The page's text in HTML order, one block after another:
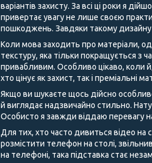
варіантів захисту. За всі ці роки я
привертає увагу не лише своєю
пошкоджень. Завдяки такому дизайну
Коли мова заходить про матеріали,
текстуру, яка тільки покращується з
привабливим. Особливо цікаво, коли
хто цінує як захист, так і преміальні
Якщо ви шукаєте щось дійсно
й виглядає надзвичайно стильно.
Особисто я завжди віддаю перевагу
Для тих, хто часто дивиться відео
розмістити телефон на столі,
на телефоні, така підставка стає